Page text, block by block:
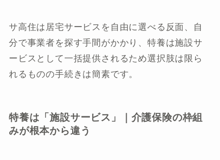
サ高住は居宅サービスを自由に選べる反面、自
分で事業者を探す手間がかかり、特養は施設サ
ービスとして一括提供されるため選択肢は限ら
れるものの手続きは簡素です。
特養は「施設サービス」｜介護保険の枠組
みが根本から違う